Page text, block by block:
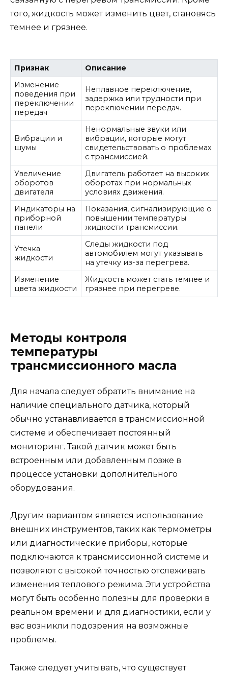
того, жидкость может изменить цвет, становясь
темнее и грязнее.
Признак
Описание
Изменение
поведения при
переключении
передач
Неплавное переключение,
задержка или трудности при
переключении передач.
Вибрации и
шумы
Ненормальные звуки или
вибрации, которые могут
свидетельствовать о проблемах
с трансмиссией.
Увеличение
оборотов
двигателя
Двигатель работает на высоких
оборотах при нормальных
условиях движения.
Индикаторы на
приборной
панели
Показания, сигнализирующие о
повышении температуры
жидкости трансмиссии.
Утечка
жидкости
Следы жидкости под
автомобилем могут указывать
на утечку из-за перегрева.
Изменение
цвета жидкости
Жидкость может стать темнее и
грязнее при перегреве.
Методы контроля
температуры
трансмиссионного масла
Для начала следует обратить внимание на
наличие специального датчика, который
обычно устанавливается в трансмиссионной
системе и обеспечивает постоянный
мониторинг. Такой датчик может быть
встроенным или добавленным позже в
процессе установки дополнительного
оборудования.
Другим вариантом является использование
внешних инструментов, таких как термометры
или диагностические приборы, которые
подключаются к трансмиссионной системе и
позволяют с высокой точностью отслеживать
изменения теплового режима. Эти устройства
могут быть особенно полезны для проверки в
реальном времени и для диагностики, если у
вас возникли подозрения на возможные
проблемы.
Также следует учитывать, что существует